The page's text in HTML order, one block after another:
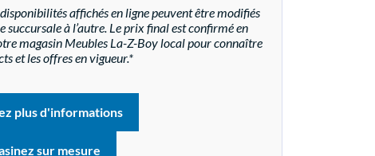
affichés en ligne peuvent être modifiés
succursale à l’autre. Le prix final est confirmé en
magasin Meubles La-Z-Boy local pour connaître
et les offres en vigueur.*
plus d'informations
sur mesure